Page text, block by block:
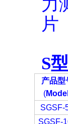
S型
产品型
(
SGSF-
SGSF-